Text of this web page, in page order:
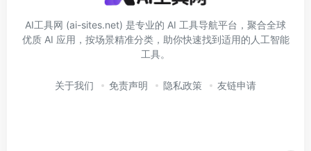
AI工具网 (ai-sites.net) 是专业的 AI 工具导航平台，聚合全球
优质 AI 应用，按场景精准分类，助你快速找到适用的人工智能
工具。
关于我们 免责声明 隐私政策 友链申请